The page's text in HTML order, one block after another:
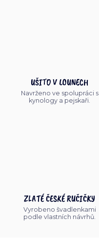
UŠITO V LOUNECH
Navrženo ve spolupráci s
kynology a pejskaři.
ZLATÉ ČESKÉ RUČIČKY
Vyrobeno švadlenkami
podle vlastních návrhů.